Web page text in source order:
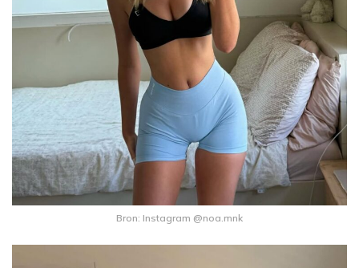
Bron: Instagram @noa.mnk